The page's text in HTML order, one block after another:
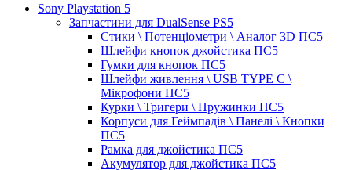
Sony Playstation 5
Запчастини для DualSense PS5
Стики \ Потенціометри \ Аналог 3D ПС5
Шлейфи кнопок джойстика ПС5
Гумки для кнопок ПС5
Шлейфи живлення \ USB TYPE C \
Мікрофони ПС5
Курки \ Тригери \ Пружинки ПС5
Корпуси для Геймпадів \ Панелі \ Кнопки
ПС5
Рамка для джойстика ПС5
Акумулятор для джойстика ПС5